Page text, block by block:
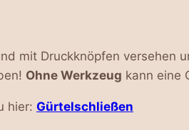
mit Druckknöpfen versehen
Ohne Werkzeug kann eine
hier: Gürtelschließen